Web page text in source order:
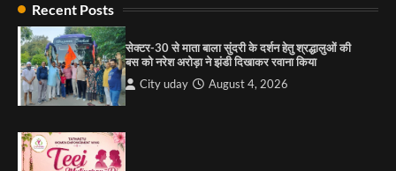
4
1
Recent Posts
सेक्टर-30 से माता बाला सुंदरी के दर्शन हेतु श्रद्धालुओं की
बस को नरेश अरोड़ा ने झंडी दिखाकर रवाना किया
City uday August 4, 2026